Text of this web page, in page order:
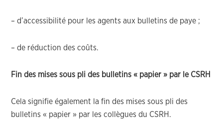
– d’accessibilité pour les agents aux bulletins de paye ;
– de réduction des coûts.
Fin des mises sous pli des bulletins « papier » par le CSRH
Cela signifie également la fin des mises sous pli des
bulletins « papier » par les collègues du CSRH.